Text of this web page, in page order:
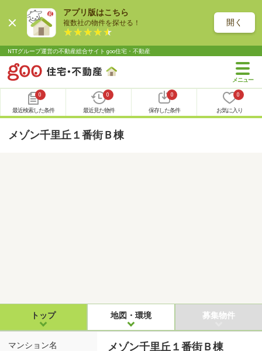
アプリ版はこちら
複数社の物件を探せる！ 開く
NTTグループ運営の不動産総合サイト goo住宅・不動産
0
最近検索した条件
0
最近見た物件
0
保存した条件
0
お気に入り
メゾン千里丘１番街Ｂ棟
トップ 地図・環境 募集物件
マンション名 メゾン千里丘１番街Ｂ棟